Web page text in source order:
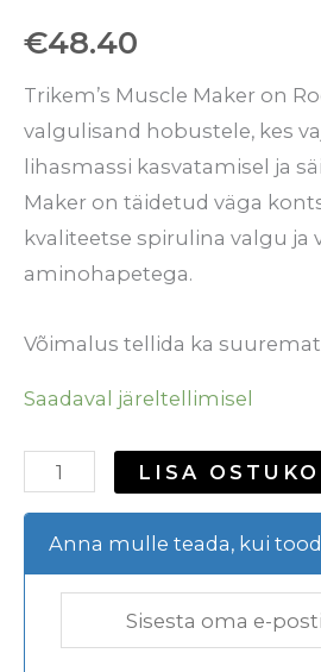
€48.40
Trikem’s Muscle Maker on
valgulisand hobustele, kes
lihasmassi kasvatamisel ja
Maker on täidetud väga
kvaliteetse spirulina valgu ja
aminohapetega.
Võimalus tellida ka
Saadaval järeltellimisel
LISA
Anna mulle teada, kui